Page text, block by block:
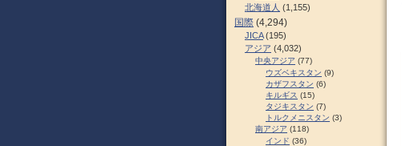
北海道人 (1,155)
国際 (4,294)
JICA(195)
アジア (4,032)
中央アジア (77)
ウズベキスタン (9)
カザフスタン (6)
キルギス (15)
タジキスタン (7)
トルクメニスタン (3)
南アジア (118)
インド (36)